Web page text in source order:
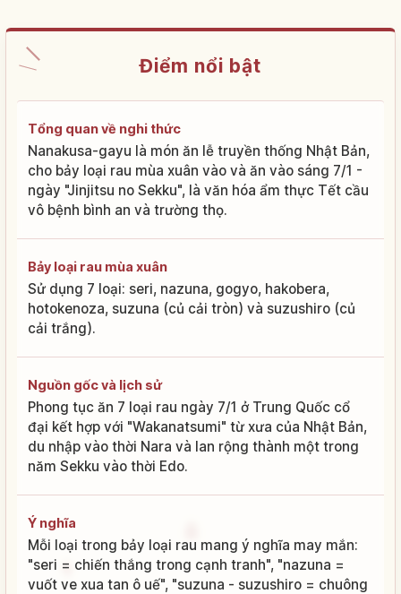
Điểm nổi bật
Tổng quan về nghi thức
Nanakusa-gayu là món ăn lễ truyền thống Nhật Bản,
cho bảy loại rau mùa xuân vào và ăn vào sáng 7/1 -
ngày "Jinjitsu no Sekku", là văn hóa ẩm thực Tết cầu
vô bệnh bình an và trường thọ.
Bảy loại rau mùa xuân
Sử dụng 7 loại: seri, nazuna, gogyo, hakobera,
hotokenoza, suzuna (củ cải tròn) và suzushiro (củ
cải trắng).
Nguồn gốc và lịch sử
Phong tục ăn 7 loại rau ngày 7/1 ở Trung Quốc cổ
đại kết hợp với "Wakanatsumi" từ xưa của Nhật Bản,
du nhập vào thời Nara và lan rộng thành một trong
năm Sekku vào thời Edo.
Ý nghĩa
Mỗi loại trong bảy loại rau mang ý nghĩa may mắn:
"seri = chiến thắng trong cạnh tranh", "nazuna =
vuốt ve xua tan ô uế", "suzuna - suzushiro = chuông